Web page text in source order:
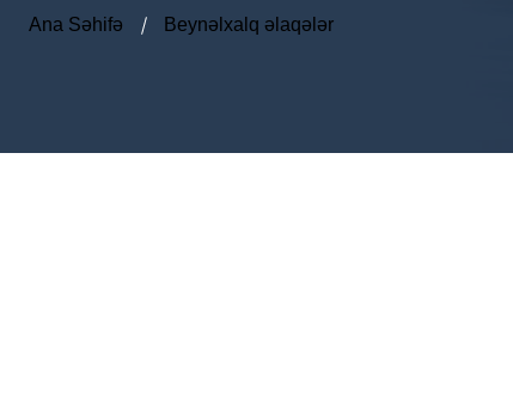
Ana Səhifə Beynəlxalq əlaqələr